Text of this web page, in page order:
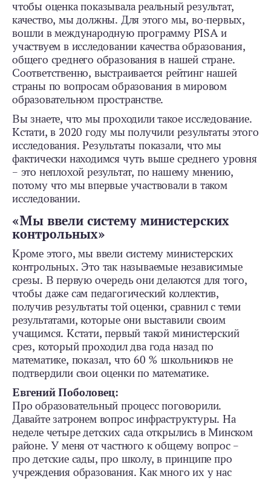
чтобы оценка показывала реальный результат,
качество, мы должны. Для этого мы, во-первых,
вошли в международную программу PISA и
участвуем в исследовании качества образования,
общего среднего образования в нашей стране.
Соответственно, выстраивается рейтинг нашей
страны по вопросам образования в мировом
образовательном пространстве.
Вы знаете, что мы проходили такое исследование.
Кстати, в 2020 году мы получили результаты этого
исследования. Результаты показали, что мы
фактически находимся чуть выше среднего уровня
– это неплохой результат, по нашему мнению,
потому что мы впервые участвовали в таком
исследовании.
«Мы ввели систему министерских
контрольных»
Кроме этого, мы ввели систему министерских
контрольных. Это так называемые независимые
срезы. В первую очередь они делаются для того,
чтобы даже сам педагогический коллектив,
получив результаты той оценки, сравнил с теми
результатами, которые они выставили своим
учащимся. Кстати, первый такой министерский
срез, который проходил два года назад по
математике, показал, что 60 % школьников не
подтвердили свои оценки по математике.
Евгений Поболовец:
Про образовательный процесс поговорили.
Давайте затронем вопрос инфраструктуры. На
неделе четыре детских сада открылись в Минском
районе. У меня от частного к общему вопрос –
про детские сады, про школу, в принципе про
учреждения образования. Как много их у нас